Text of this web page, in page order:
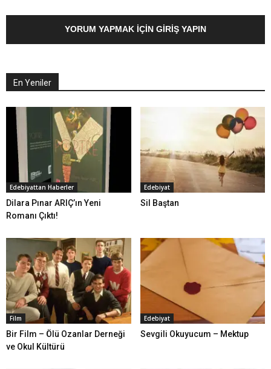
YORUM YAPMAK İÇIN GIRIŞ YAPIN
En Yeniler
Edebiyattan Haberler
Dilara Pınar ARIÇ’ın Yeni
Romanı Çıktı!
Edebiyat
Sil Baştan
Film
Bir Film – Ölü Ozanlar Derneği
ve Okul Kültürü
Edebiyat
Sevgili Okuyucum – Mektup